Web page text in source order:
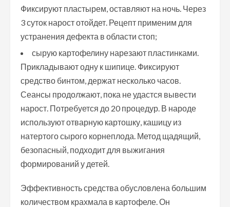
Фиксируют пластырем, оставляют на ночь. Через
3 суток нарост отойдет. Рецепт применим для
устранения дефекта в области стоп;
сырую картофелину нарезают пластинками.
Прикладывают одну к шипице. Фиксируют
средство бинтом, держат несколько часов.
Сеансы продолжают, пока не удастся вывести
нарост. Потребуется до 20 процедур. В народе
используют отварную картошку, кашицу из
натертого сырого корнеплода. Метод щадящий,
безопасный, подходит для выжигания
формирований у детей.
Эффективность средства обусловлена большим
количеством крахмала в картофеле. Он